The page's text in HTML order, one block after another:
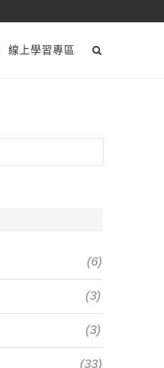
線上學習專區
(6)
(3)
(3)
(33)